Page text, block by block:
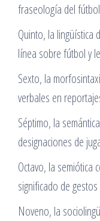
fraseología del
Quinto, la lingüística
línea sobre fútbol y
Sexto, la
verbales en
Séptimo, la
designaciones de
Octavo, la semiótica
significado de
Noveno, la